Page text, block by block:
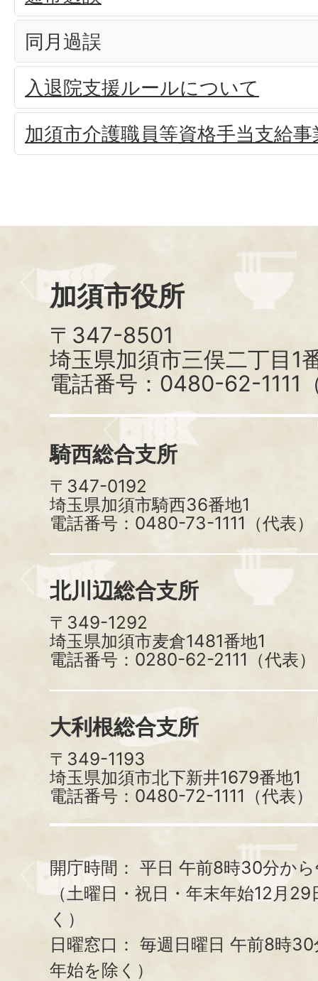
同月過誤
入退院支援ルールについて
加須市介護職員等資格手当支給事
加須市役所
〒347-8501
埼玉県加須市三俣二丁目1
電話番号：0480-62-1111
騎西総合支所
〒347-0192
埼玉県加須市騎西36番地1
電話番号：0480-73-1111（代表）
北川辺総合支所
〒349-1292
埼玉県加須市麦倉1481番地1
電話番号：0280-62-2111（代表）
大利根総合支所
〒349-1193
埼玉県加須市北下新井1679番地1
電話番号：0480-72-1111（代表）
開庁時間： 平日 午前8時30分か
（土曜日・祝日・年末年始12月
く）
日曜窓口： 毎週日曜日 午前8時
年始を除く）